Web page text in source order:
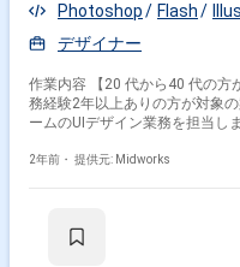
Photoshop
Flash
デザイナー
作業内容 【20 代から40 代の方
務経験2年以上ありの方が対象の案件です！ ■概要 ス
ームのUIデザイン業務を担当し
ザインおよびレイアウト制作 ・
参画案件の経験とご希望に併せ
2年前・ 提供元: Midworks